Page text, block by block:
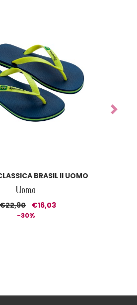
BRASIL II UOMO
Uomo
€22,90 €16,03
-30%
Next